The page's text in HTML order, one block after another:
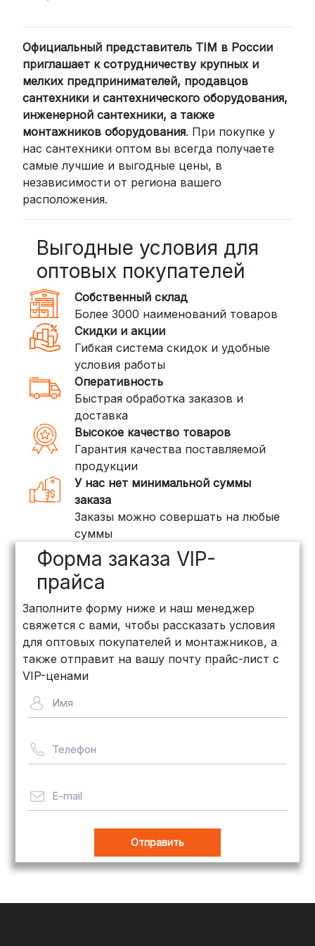
компании (СДЭК, BoxBerry, DPD)
Для клиентов из других регионов
России мы сотрудничаем с
проверенными транспортными
компаниями:
СДЭК: Выбирайте доставку до
пункта выдачи (от 2 дней) или
курьером до двери (от 3 дней).
Стоимость начинается от300
рублей
пунктов выдачи или курьером.
Сроки — от 2 дней, стоимость — от
350 рублей
DPD: Международная служба
доставки, которая работает и
внутри России. Сроки — от 2 дней,
стоимость — от 400 рублей
3. Доставка крупногабаритных грузов
(ПЭК, КИТ, Байкал Сервис)
Если ваш заказ включает большие или
тяжелые товары, мы рекомендуем
воспользоваться услугами компаний,
специализирующихся на доставке
грузов:
ПЭК: Сроки доставки — от 3 до 10
дней, стоимость рассчитывается
индивидуально (минимум
рублей
объемных заказов. Сроки — от 3
дней, стоимость — от500 рублей
Байкал Сервис: Идеально подходит
для крупногабаритных товаров.
рассчитывается индивидуально
Важно! Мы заботимся о том, чтобы
целости и сохранности, независимо
от их размера.
Официальный представитель TIM в России
приглашает к сотрудничеству крупных и
мелких предпринимателей, продавцов
сантехники и сантехнического оборудования,
инженерной сантехники, а также
монтажников оборудования. При покупке у
нас сантехники оптом вы всегда получаете
самые лучшие и выгодные цены, в
независимости от региона вашего
расположения.
Выгодные условия для
оптовых покупателей
Собственный склад
Более 3000 наименований товаров
Скидки и акции
Гибкая система скидок и удобные
условия работы
Оперативность
Быстрая обработка заказов и
доставка
Высокое качество товаров
Гарантия качества поставляемой
продукции
У нас нет минимальной суммы
заказа
Заказы можно совершать на любые
суммы
Форма заказа VIP-
прайса
Заполните форму ниже и наш менеджер
свяжется с вами, чтобы рассказать условия
для оптовых покупателей и монтажников, а
также отправит на вашу почту прайс-лист с
VIP-ценами
Имя
Телефон
E-mail